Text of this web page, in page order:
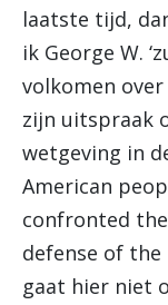
laatste tijd,
ik George W.
volkomen
zijn uitspraak
wetgeving in
American
confronted
defense of the
gaat hier niet